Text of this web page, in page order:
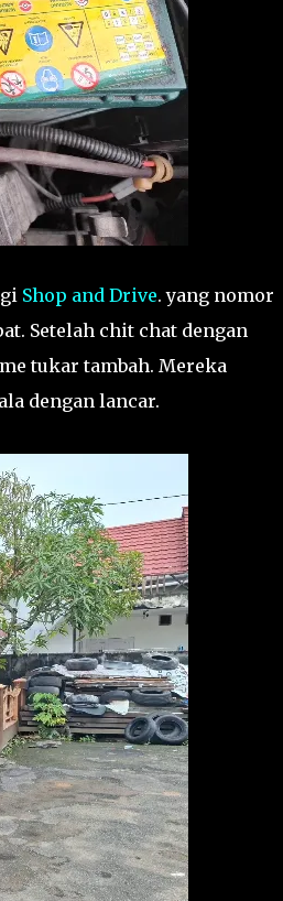
Shop and Drive. yang nomor
Setelah chit chat dengan
tukar tambah. Mereka
dengan lancar.